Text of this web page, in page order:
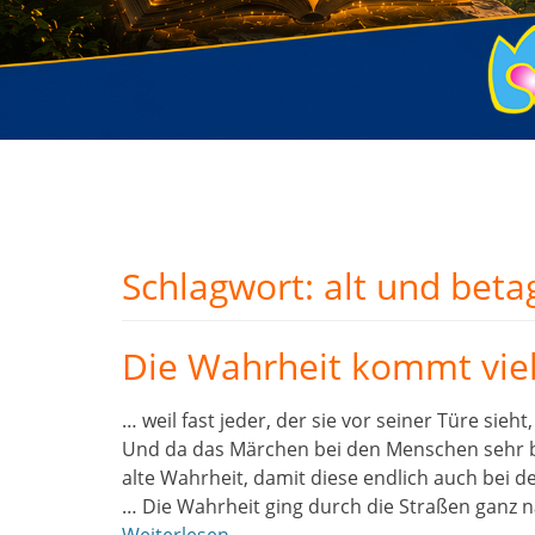
Schlagwort: alt und
Die Wahrheit kommt
… weil fast jeder, der sie vor seiner Türe
Und da das Märchen bei den Menschen
alte Wahrheit, damit diese endlich auch bei
… Die Wahrheit ging durch die Straßen ganz